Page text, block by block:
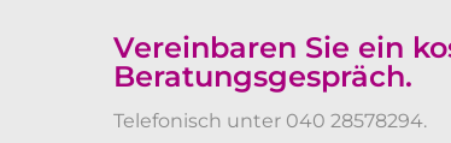
Vereinbaren Sie ein
Beratungsgespräch.
Telefonisch unter 040 28578294.